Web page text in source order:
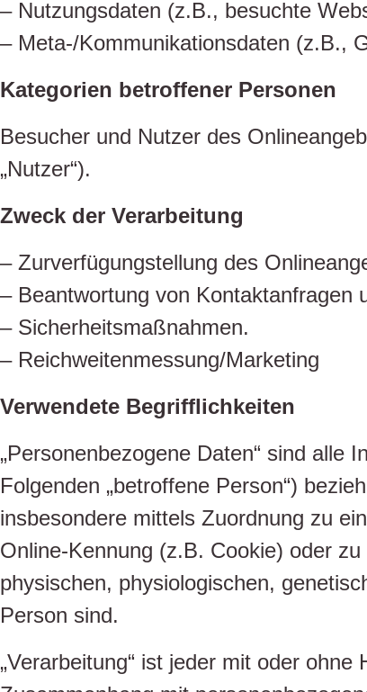
– Nutzungsdaten (z.B., besuchte
– Meta-/Kommunikationsdaten (z.B.,
Kategorien betroffener Personen
Besucher und Nutzer des
„Nutzer“).
Zweck der Verarbeitung
– Zurverfügungstellung des
– Beantwortung von Kontaktanfragen
– Sicherheitsmaßnahmen.
– Reichweitenmessung/Marketing
Verwendete Begrifflichkeiten
„Personenbezogene Daten“ sind alle
Folgenden „betroffene Person“)
insbesondere mittels Zuordnung zu
Online-Kennung (z.B. Cookie) oder
physischen, physiologischen,
Person sind.
„Verarbeitung“ ist jeder mit oder